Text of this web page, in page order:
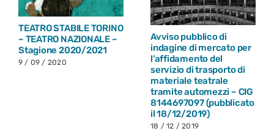
TEATRO STABILE TORINO
– TEATRO NAZIONALE –
Stagione 2020/2021
9 / 09 / 2020
Avviso pubblico di
indagine di mercato per
l’affidamento del
servizio di trasporto di
materiale teatrale
tramite automezzi – CIG
8144697097 (pubblicato
il 18/12/2019)
18 / 12 / 2019